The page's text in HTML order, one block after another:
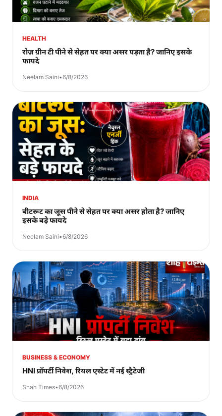
HEALTH
रोज़ ग्रीन टी पीने से सेहत पर क्या असर पड़ता है? जानिए इसके
फायदे
Neelam Saini•6/8/2026
INDIA
बीटरूट का जूस पीने से सेहत पर क्या असर होता है? जानिए
इसके बड़े फायदे
Neelam Saini•6/8/2026
BUSINESS & ECONOMY
HNI प्रॉपर्टी निवेश, रियल एस्टेट में नई स्ट्रैटेजी
Shah Times•6/8/2026